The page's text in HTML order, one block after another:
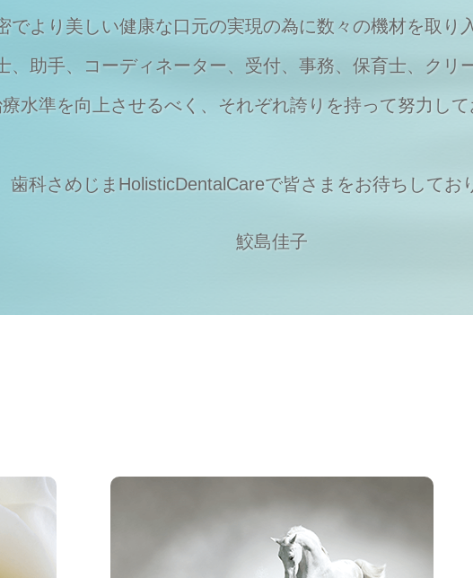
でより美しい健康な口元の実現の為に数々の機材を取り
助手、
コーディネーター、受付、事務、保育士、 クリ
水準を向上させるべく、それぞれ誇りを持って努力し
歯科さめじまHolisticDentalCareで皆さまをお待ちしてお
鮫島佳子